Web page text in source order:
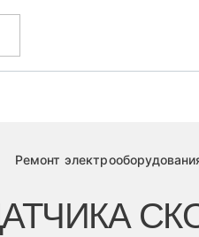
Ремонт